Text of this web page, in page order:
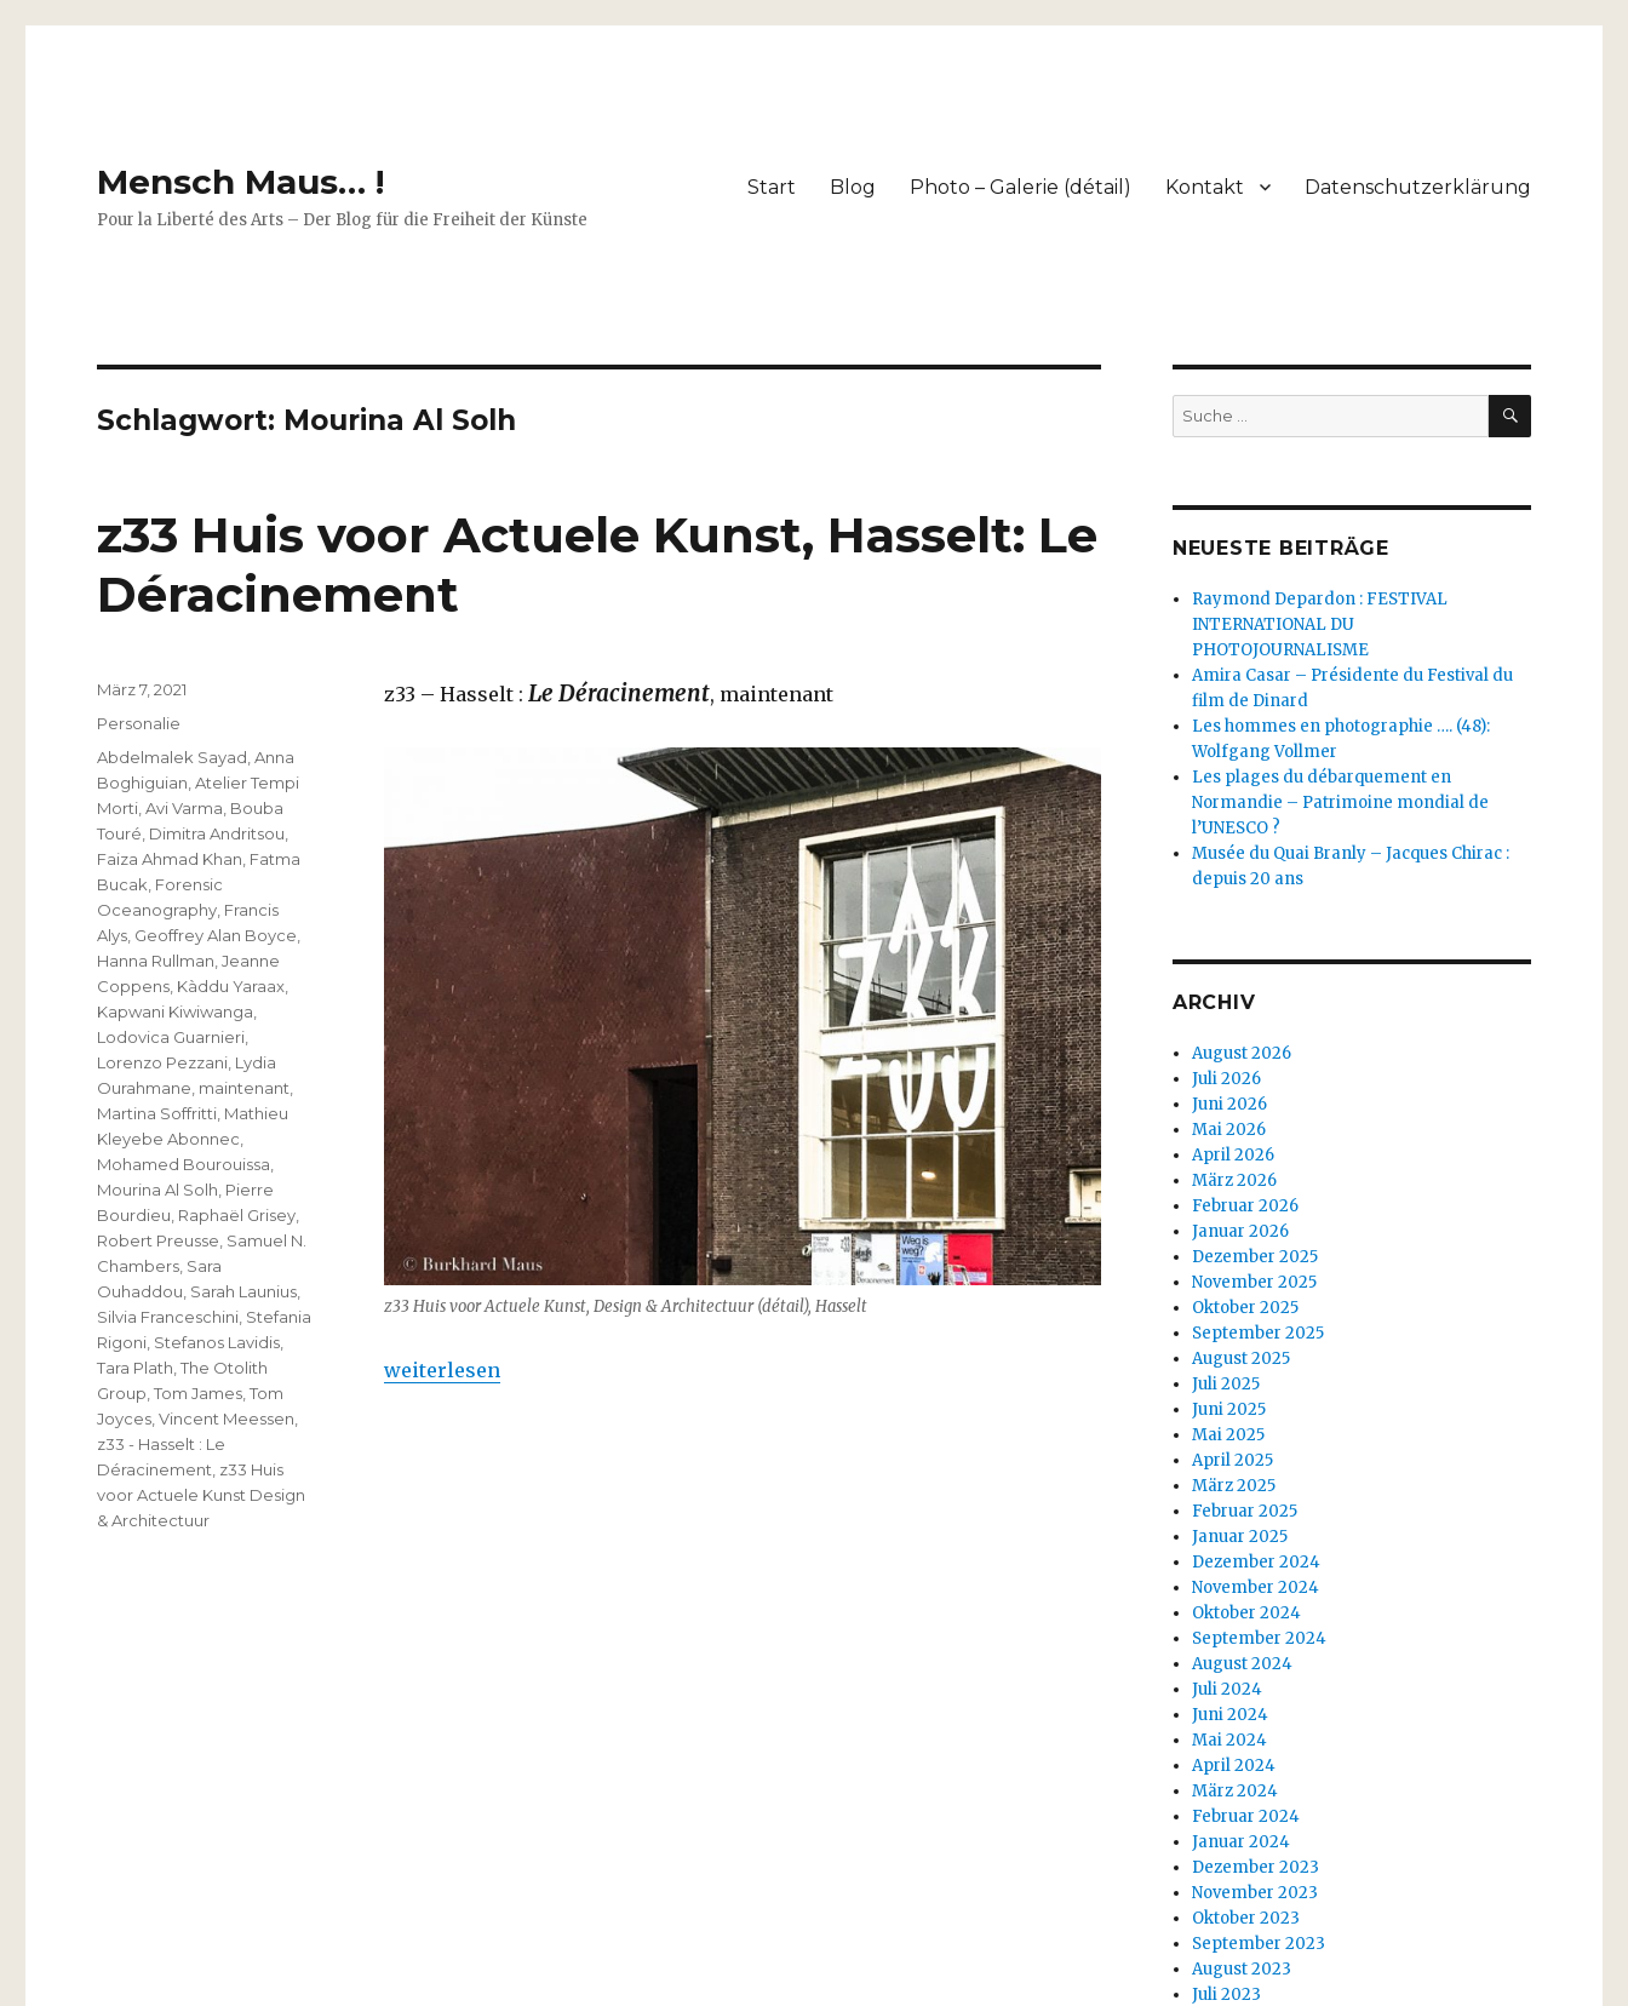
Mensch Maus… !
Pour la Liberté des Arts – Der Blog für die Freiheit der Künste
Start Blog Photo – Galerie (détail) Kontakt Datenschutzerklärung
Schlagwort: Mourina Al Solh
z33 Huis voor Actuele Kunst, Hasselt: Le
Déracinement
z33 – Hasselt : Le Déracinement, maintenant
z33 Huis voor Actuele Kunst, Design & Architectuur (détail), Hasselt
„z33 Huis voor Actuele Kunst, Hasselt: Le Déracinement“
weiterlesen
Veröffentlicht
März 7, 2021
Kategorien
Personalie
Schlagwörter
Abdelmalek Sayad ,Anna
Boghiguian ,Atelier Tempi
Morti ,Avi Varma Bouba
Touré Dimitra Andritsou
Faiza Ahmad Khan Fatma
Bucak Forensic
Oceanography Francis
Alys Geoffrey Alan Boyce
Hanna Rullman ,Jeanne
Coppens Kàddu Yaraax
Kapwani Kiwiwanga
Lodovica Guarnieri
Lorenzo Pezzani Lydia
Ourahmane maintenant
Martina Soffritti Mathieu
Kleyebe Abonnec
Mohamed Bourouissa
Mourina Al Solh Pierre
Bourdieu Raphaël Grisey
Robert Preusse Samuel N.
Chambers Sara
Ouhaddou Sarah Launius
Silvia Franceschini Stefania
Rigoni Stefanos Lavidis
Tara Plath ,The Otolith
Group ,Tom James ,Tom
Joyces ,Vincent Meessen
z33 - Hasselt : Le
Déracinement z33 Huis
voor Actuele Kunst Design
& Architectuur
Suche
nach:
SUCHEN
NEUESTE BEITRÄGE
Raymond Depardon : FESTIVAL
INTERNATIONAL DU
PHOTOJOURNALISME
Amira Casar – Présidente du Festival du
film de Dinard
Les hommes en photographie …. (48):
Wolfgang Vollmer
Les plages du débarquement en
Normandie – Patrimoine mondial de
l’UNESCO ?
Musée du Quai Branly – Jacques Chirac :
depuis 20 ans
ARCHIV
August 2026
Juli 2026
Juni 2026
Mai 2026
April 2026
März 2026
Februar 2026
Januar 2026
Dezember 2025
November 2025
Oktober 2025
September 2025
August 2025
Juli 2025
Juni 2025
Mai 2025
April 2025
März 2025
Februar 2025
Januar 2025
Dezember 2024
November 2024
Oktober 2024
September 2024
August 2024
Juli 2024
Juni 2024
Mai 2024
April 2024
März 2024
Februar 2024
Januar 2024
Dezember 2023
November 2023
Oktober 2023
September 2023
August 2023
Juli 2023